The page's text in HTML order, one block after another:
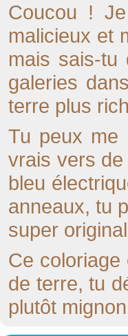
Coucou !
malicieux et
mais sais-
galeries
terre plus
Tu peux me
vrais vers de
bleu
anneaux, tu
super
Ce
de terre, tu
plutôt